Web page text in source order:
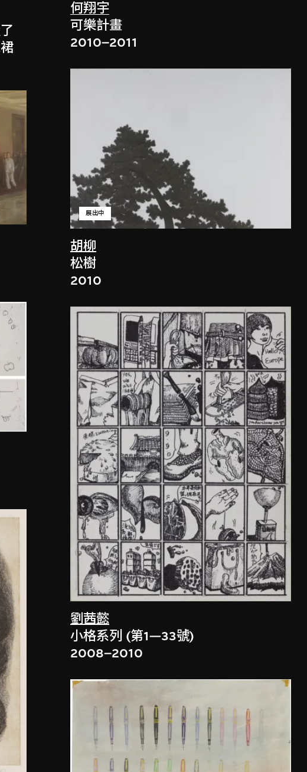
何翔宇
可樂計畫
2010–2011
胡柳
展出中
松樹
2010
劉茜懿
小格系列 (第1—33號)
2008–2010